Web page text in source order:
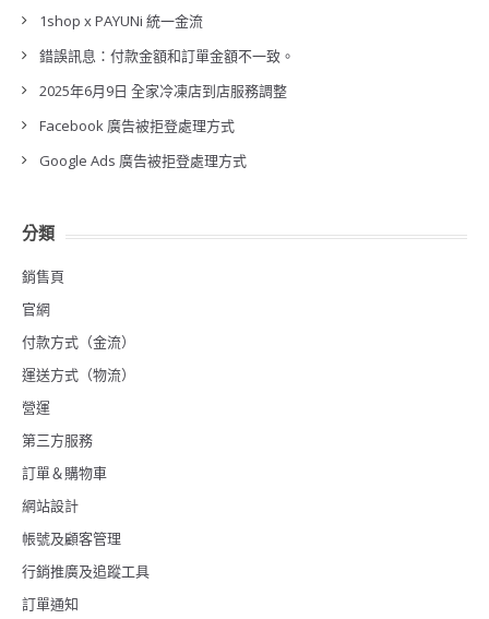
1shop x PAYUNi 統一金流
錯誤訊息：付款金額和訂單金額不一致。
2025年6月9日 全家冷凍店到店服務調整
Facebook 廣告被拒登處理方式
Google Ads 廣告被拒登處理方式
分類
銷售頁
官網
付款方式（金流）
運送方式（物流）
營運
第三方服務
訂單＆購物車
網站設計
帳號及顧客管理
行銷推廣及追蹤工具
訂單通知